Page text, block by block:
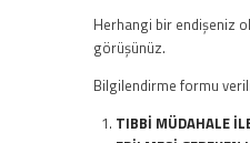
Herhangi bir endişeniz
görüşünüz.
Bilgilendirme formu
TIBBİ MÜDAHALE